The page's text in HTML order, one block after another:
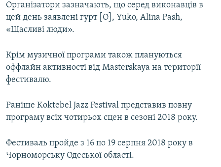
Організатори зазначають, що серед виконавців в
цей день заявлені гурт [O], Yuko, Alina Pash,
«Щасливі люди».
Крім музичної програми також плануються
оффлайн активності від Masterskaya на території
фестивалю.
Раніше Koktebel Jazz Festival представив повну
програму всіх чотирьох сцен в сезоні 2018 року.
Фестиваль пройде з 16 по 19 серпня 2018 року в
Чорноморську Одеської області.